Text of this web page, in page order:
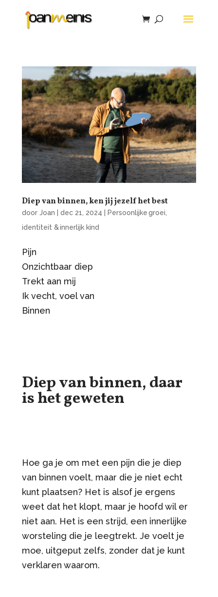
Diep van binnen, ken jij jezelf het best
door Joan dec 21, 2024
Persoonlijke groei,
identiteit & innerlijk kind
Pijn
Onzichtbaar diep
Trekt aan mij
Ik vecht, voel van
Binnen
Diep van binnen, daar
is het geweten
Hoe ga je om met een pijn die je diep
van binnen voelt, maar die je niet echt
kunt plaatsen? Het is alsof je ergens
weet dat het klopt, maar je hoofd wil er
niet aan. Het is een strijd, een innerlijke
worsteling die je leegtrekt. Je voelt je
moe, uitgeput zelfs, zonder dat je kunt
verklaren waarom.